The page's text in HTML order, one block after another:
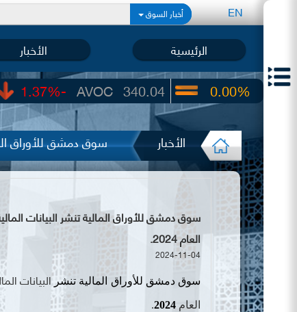
EN أخبار السوق
الرئيسية الأخبار
340.04
AVOC
-1.37% 22.65
UIC
0.00%
الأخبار سوق دمشق للأوراق
العام 2024.
2024-11-04
سوق دمشق للأوراق المالية تنشر البيانات
العام 2024
.